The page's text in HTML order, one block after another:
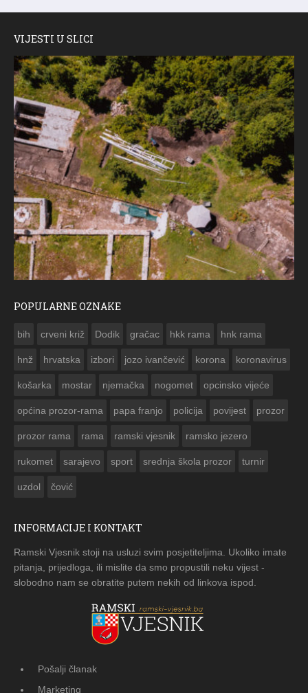
VIJESTI U SLICI
POPULARNE OZNAKE
bih crveni križ Dodik gračac hkk rama hnk rama
hnž hrvatska izbori jozo ivančević korona koronavirus
košarka mostar njemačka nogomet opcinsko vijeće
općina prozor-rama papa franjo policija povijest prozor
prozor rama rama ramski vjesnik ramsko jezero
rukomet sarajevo sport srednja škola prozor turnir
uzdol čović
INFORMACIJE I KONTAKT
Ramski Vjesnik stoji na usluzi svim posjetiteljima. Ukoliko imate
pitanja, prijedloga, ili mislite da smo propustili neku vijest -
slobodno nam se obratite putem nekih od linkova ispod.
Pošalji članak
Marketing